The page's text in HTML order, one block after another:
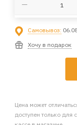
Самовывоз:
Хочу в подарок
Цена может
доступен только для